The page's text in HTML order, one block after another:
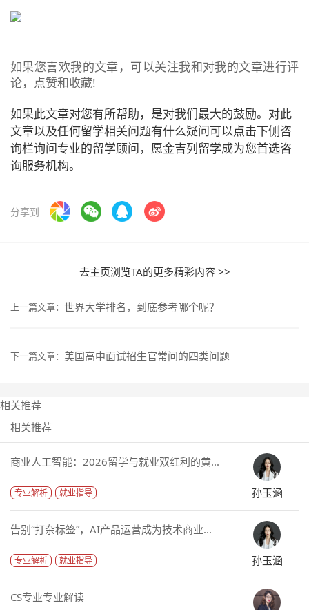
如果您喜欢我的文章，可以关注我和对我的文章进行评
论，点赞和收藏!
如果此文章对您有所帮助，是对我们最大的鼓励。对此
文章以及任何留学相关问题有什么疑问可以点击下侧咨
询栏询问专业的留学顾问，愿金吉列留学成为您首选咨
询服务机构。
分享到
去主页浏览TA的更多精彩内容 >>
上一篇文章： 世界大学排名，到底参考哪个呢？
下一篇文章： 美国高中面试招生官常问的四类问题
相关推荐
相关推荐
商业人工智能：2026留学与就业双红利的黄...
专业解析 就业指导 孙玉涵
告别“打杂标签”，AI产品运营成为技术商业...
专业解析 就业指导 孙玉涵
CS专业专业解读